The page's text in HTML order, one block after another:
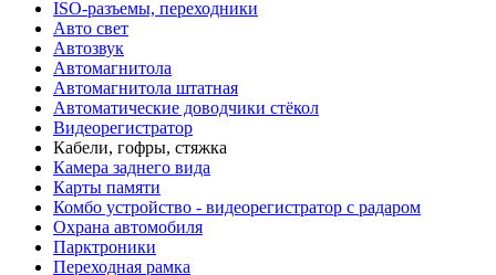
ISO-разъемы, переходники
Авто свет
Автозвук
Автомагнитола
Автомагнитола штатная
Автоматические доводчики стёкол
Видеорегистратор
Кабели, гофры, стяжка
Камера заднего вида
Карты памяти
Комбо устройство - видеорегистратор с радаром
Охрана автомобиля
Парктроники
Переходная рамка